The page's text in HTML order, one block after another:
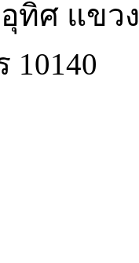
ทิศ แขว
10140